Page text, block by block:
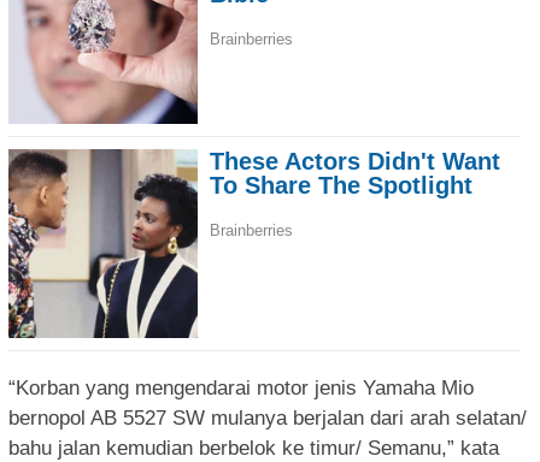
“Korban yang mengendarai motor jenis Yamaha Mio
bernopol AB 5527 SW mulanya berjalan dari arah selatan/
bahu jalan kemudian berbelok ke timur/ Semanu,” kata